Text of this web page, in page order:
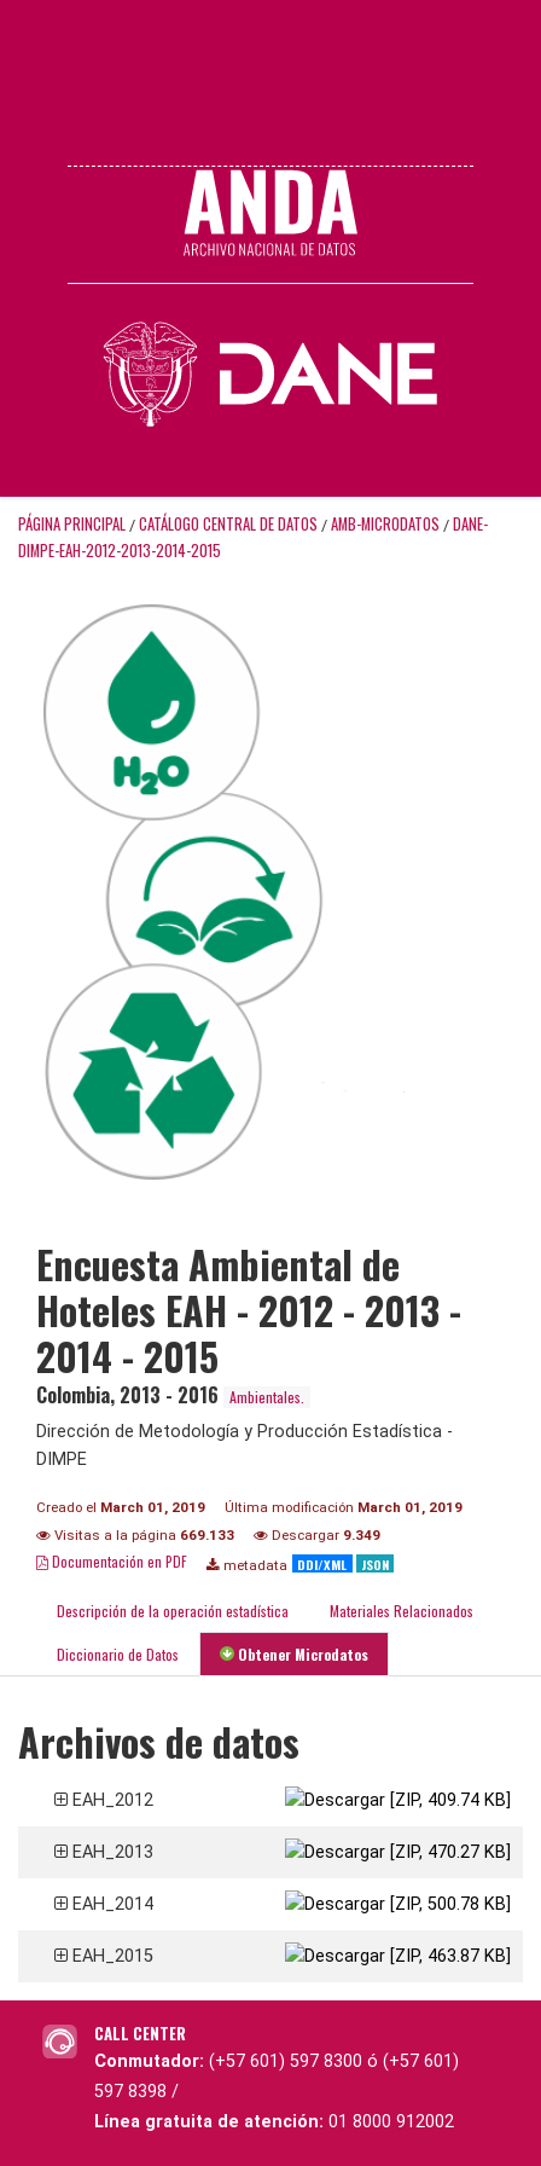
PÁGINA PRINCIPAL / CATÁLOGO CENTRAL DE DATOS / AMB-MICRODATOS / DANE-
DIMPE-EAH-2012-2013-2014-2015
Encuesta Ambiental de
Hoteles EAH - 2012 - 2013 -
2014 - 2015
Colombia, 2013 - 2016 Ambientales.
Dirección de Metodología y Producción Estadística -
DIMPE
Creado el March 01, 2019 Última modificación March 01, 2019
Visitas a la página 669.133 Descargar 9.349
Documentación en PDF metadata DDI/XML JSON
Descripción de la operación estadística Materiales Relacionados
Diccionario de Datos Obtener Microdatos
Archivos de datos
EAH_2012
EAH_2013
EAH_2014
EAH_2015
CALL CENTER
Conmutador: (+57 601) 597 8300 ó (+57 601)
597 8398 /
Línea gratuita de atención: 01 8000 912002